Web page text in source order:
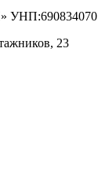
УНП:690834070
23